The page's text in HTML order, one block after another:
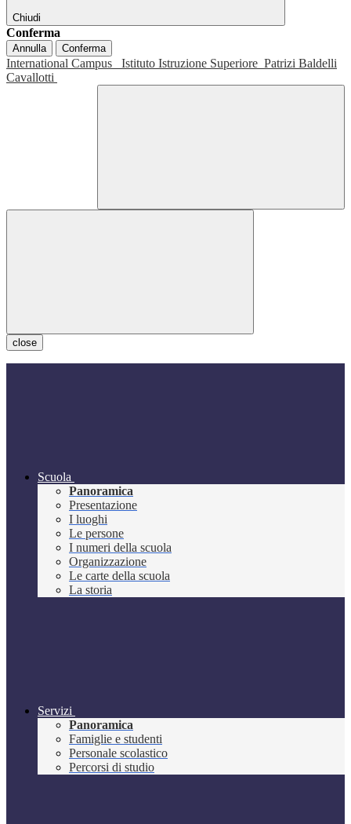
Chiudi
Conferma
Annulla Conferma
International Campus Istituto Istruzione Superiore Patrizi Baldelli
Cavallotti
close
Scuola
Panoramica
Presentazione
I luoghi
Le persone
I numeri della scuola
Organizzazione
Le carte della scuola
La storia
Servizi
Panoramica
Famiglie e studenti
Personale scolastico
Percorsi di studio